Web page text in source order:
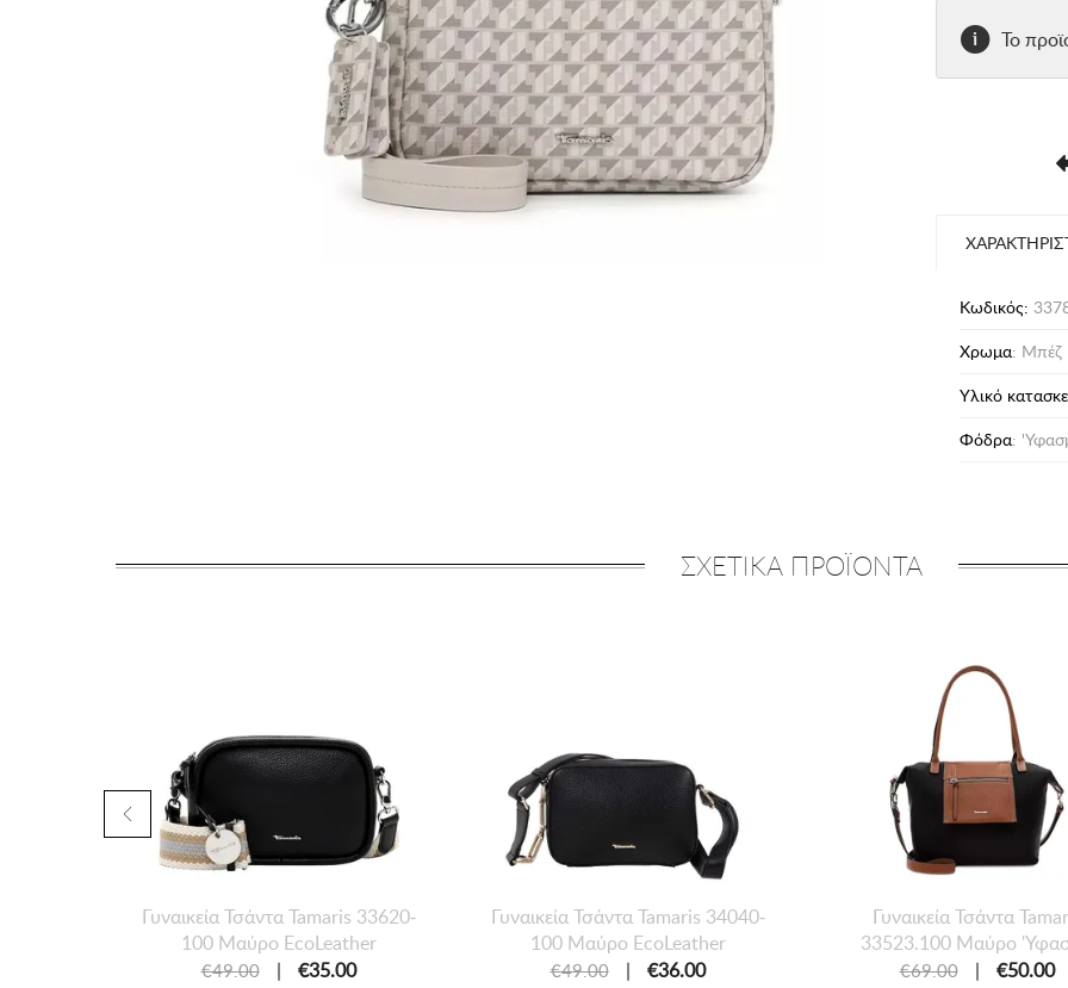
Το
Κωδικός:
Χρωμα: Μπέζ
Υλικό
Φόδρα:
ΣΧΕΤΙΚΑ ΠΡΟΪΟΝΤΑ
Γυναικεία Τσάντα Tamaris 33620-
100 Μαύρο EcoLeather
€49.00 | €35.00
Γυναικεία Τσάντα Tamaris 34040-
100 Μαύρο EcoLeather
€49.00 | €36.00
Γυναικεία Τσάντα
33523.100 Μαύρο
€69.00 | €50.00